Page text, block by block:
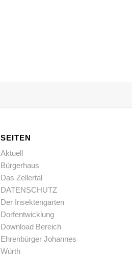
SEITEN
Aktuell
Bürgerhaus
Das Zellertal
DATENSCHUTZ
Der Insektengarten
Dorfentwicklung
Download Bereich
Ehrenbürger Johannes
Würth